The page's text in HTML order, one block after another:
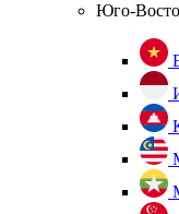
Юго-